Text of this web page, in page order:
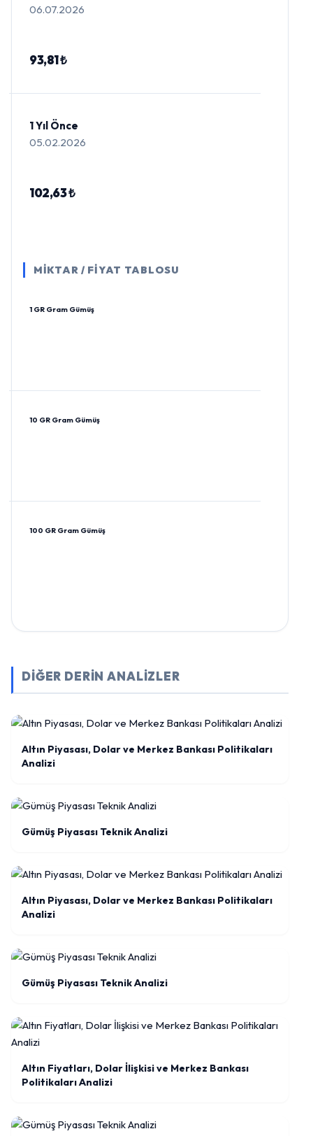
06.07.2026
93,81 ₺
1 Yıl Önce
05.02.2026
102,63 ₺
MİKTAR / FİYAT TABLOSU
1 GR Gram Gümüş
10 GR Gram Gümüş
100 GR Gram Gümüş
DİĞER DERİN ANALİZLER
Altın Piyasası, Dolar ve Merkez Bankası Politikaları
Analizi
Gümüş Piyasası Teknik Analizi
Altın Piyasası, Dolar ve Merkez Bankası Politikaları
Analizi
Gümüş Piyasası Teknik Analizi
Altın Fiyatları, Dolar İlişkisi ve Merkez Bankası
Politikaları Analizi